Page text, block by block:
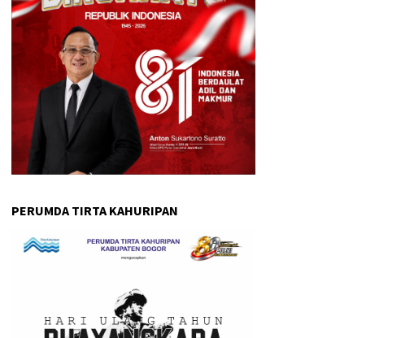
PERUMDA TIRTA KAHURIPAN